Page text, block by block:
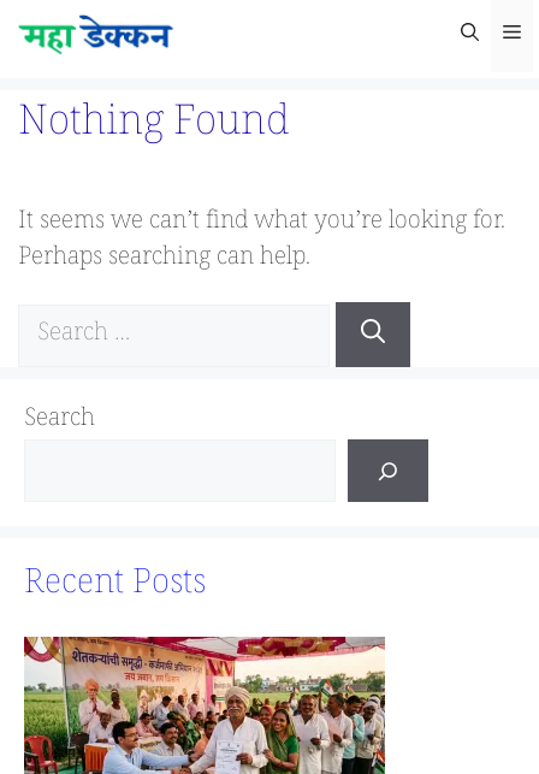
Skip
Nothing Found
It seems we can’t find what you’re looking for.
Perhaps searching can help.
Search
Search
Recent Posts